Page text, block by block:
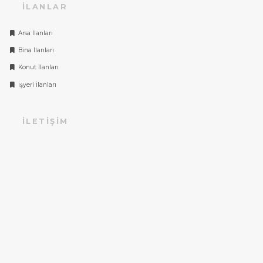
İLANLAR
Arsa İlanları
Bina İlanları
Konut İlanları
İşyeri İlanları
İLETIŞIM